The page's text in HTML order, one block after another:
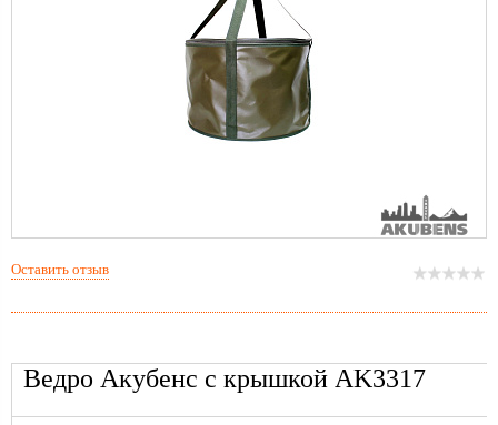
Ведро Акубенс с крышкой AK3317
Оставить отзыв